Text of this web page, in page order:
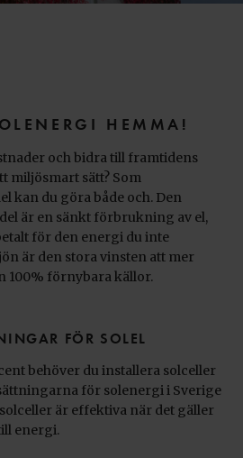
HEMMA!
och bidra till framtidens
miljösmart sätt? Som
kan du göra både och. Den
är en sänkt förbrukning av el,
för den energi du inte
är den stora vinsten att mer
100% förnybara källor.
FÖR SOLEL
behöver du installera solceller
för solenergi i Sverige
är effektiva när det gäller
energi.